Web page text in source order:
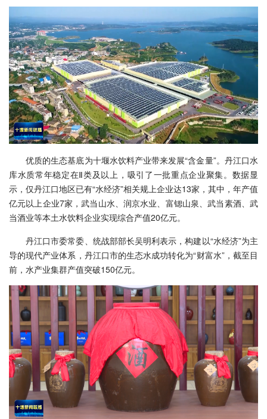
优质的生态基底为十堰水饮料产业带来发展“含金量”。丹江口水
库水质常年稳定在Ⅱ类及以上，吸引了一批重点企业聚集。数据显
示，仅丹江口地区已有“水经济”相关规上企业达13家，其中，年产值
亿元以上企业7家，武当山水、润京水业、富锶山泉、武当素酒、武
当酒业等本土水饮料企业实现综合产值20亿元。
丹江口市委常委、统战部部长吴明利表示，构建以“水经济”为主
导的现代产业体系，丹江口市的生态水成功转化为“财富水”，截至目
前，水产业集群产值突破150亿元。